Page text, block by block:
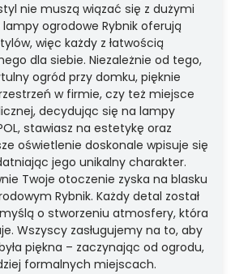
nie muszą wiązać się z dużymi
ogrodowe Rybnik oferują
więc każdy z łatwością
dla siebie. Niezależnie od tego,
ogród przy domku, pięknie
w firmie, czy też miejsce
decydując się na lampy
stawiasz na estetykę oraz
oświetlenie doskonale wpisuje się
jego unikalny charakter.
Twoje otoczenie zyska na blasku
Rybnik. Każdy detal został
o stworzeniu atmosfery, która
Wszyscy zasługujemy na to, aby
piękna – zaczynając od ogrodu,
formalnych miejscach.